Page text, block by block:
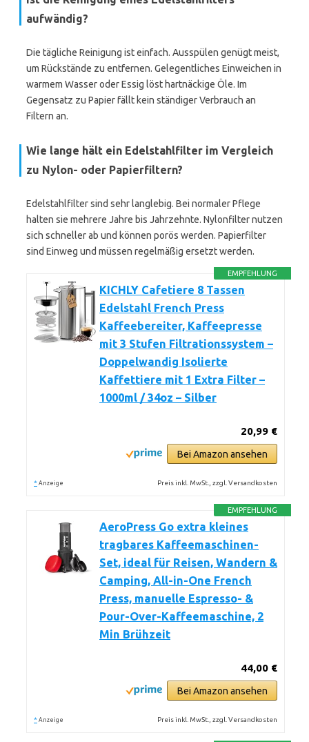
aufwändig?
Die tägliche Reinigung ist einfach. Ausspülen genügt meist,
um Rückstände zu entfernen. Gelegentliches Einweichen in
warmem Wasser oder Essig löst hartnäckige Öle. Im
Gegensatz zu Papier fällt kein ständiger Verbrauch an
Filtern an.
Wie lange hält ein Edelstahlfilter im Vergleich
zu Nylon- oder Papierfiltern?
Edelstahlfilter sind sehr langlebig. Bei normaler Pflege
halten sie mehrere Jahre bis Jahrzehnte. Nylonfilter nutzen
sich schneller ab und können porös werden. Papierfilter
sind Einweg und müssen regelmäßig ersetzt werden.
EMPFEHLUNG
KICHLY Cafetiere 8 Tassen
Edelstahl French Press
Kaffeebereiter, Kaffeepresse
mit 3 Stufen Filtrationssystem –
Doppelwandig Isolierte
Kaffettiere mit 1 Extra Filter –
1000ml / 34oz – Silber
20,99 €
Bei Amazon ansehen
* Anzeige Preis inkl. MwSt., zzgl. Versandkosten
EMPFEHLUNG
AeroPress Go extra kleines
tragbares Kaffeemaschinen-
Set, ideal für Reisen, Wandern &
Camping, All-in-One French
Press, manuelle Espresso- &
Pour-Over-Kaffeemaschine, 2
Min Brühzeit
44,00 €
Bei Amazon ansehen
* Anzeige Preis inkl. MwSt., zzgl. Versandkosten